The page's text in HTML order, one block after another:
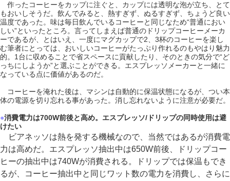
作ったコーヒーをカップに注ぐと、カップには透明な泡が立ち、とて
もおいしそうだ。飲んでみると、熱すぎず、ぬるすぎず、ちょうど良い
温度であった。味は毎日飲んでいるコーヒーと同じなため“普通におい
しい”といったところ。言ってしまえば普通のドリップコーヒーメーカ
ーであるが、とはいえ、一度にマグカップで2、3杯のコーヒーを楽し
む筆者にとっては、おいしいコーヒーがたっぷり作れるのもやはり魅力
的。1台に収めることで省スペースに貢献したり、そのときの気分で“ど
っちにしようか”と選ぶことができる。エスプレッソメーカーと一緒に
なっている点に価値があるのだ。
コーヒーを淹れた後は、マシンは自動的に保温状態になるが、つい本
体の電源を切り忘れる事があった。消し忘れないように注意が必要だ。
●消費電力は700W前後と高め。エスプレッソ/ドリップの同時使用は避
けたい
ビアネッソは熱を発する機械なので、当然ではあるが消費電
力は高めだ。エスプレッソ抽出中は650W前後、ドリップコー
ヒーの抽出中は740Wが消費される。ドリップでは保温もでき
るが、コーヒー抽出中と同じワット数の電力を消費し、さらに